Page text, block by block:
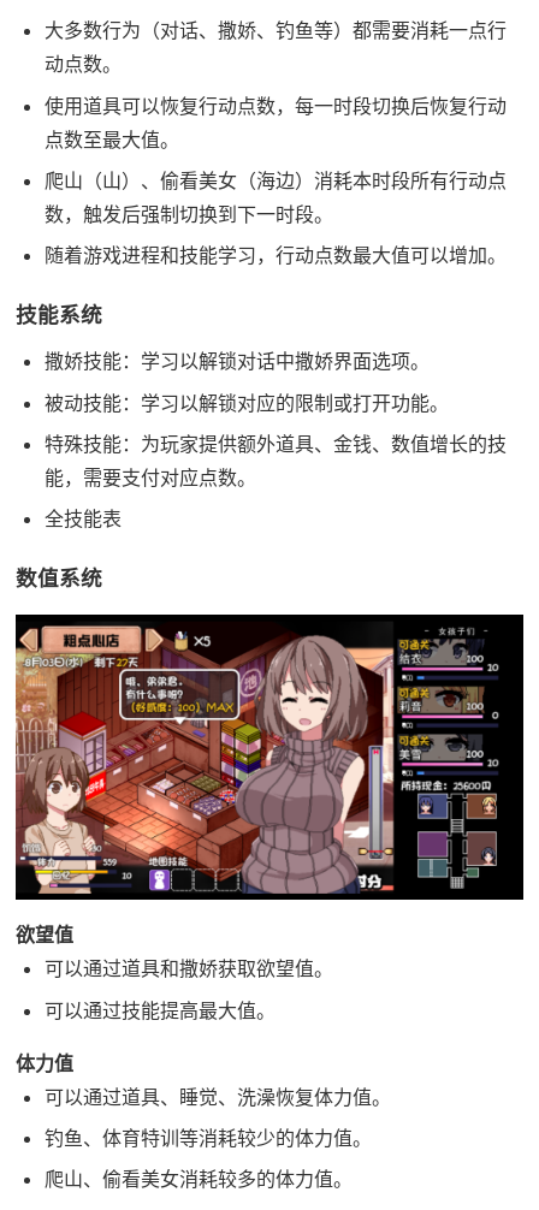
大多数行为（对话、撒娇、钓鱼等）都需要消耗一点行
动点数。
使用道具可以恢复行动点数，每一时段切换后恢复行动
点数至最大值。
爬山（山）、偷看美女（海边）消耗本时段所有行动点
数，触发后强制切换到下一时段。
随着游戏进程和技能学习，行动点数最大值可以增加。
技能系统
撒娇技能：学习以解锁对话中撒娇界面选项。
被动技能：学习以解锁对应的限制或打开功能。
特殊技能：为玩家提供额外道具、金钱、数值增长的技
能，需要支付对应点数。
全技能表
数值系统
欲望值
可以通过道具和撒娇获取欲望值。
可以通过技能提高最大值。
体力值
可以通过道具、睡觉、洗澡恢复体力值。
钓鱼、体育特训等消耗较少的体力值。
爬山、偷看美女消耗较多的体力值。